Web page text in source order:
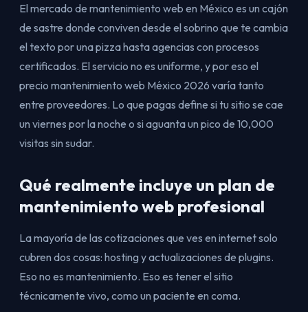
El mercado de mantenimiento web en México es un cajón
de sastre donde conviven desde el sobrino que te cambia
el texto por una pizza hasta agencias con procesos
certificados. El servicio no es uniforme, y por eso el
precio mantenimiento web México 2026 varía tanto
entre proveedores. Lo que pagas define si tu sitio se cae
un viernes por la noche o si aguanta un pico de 10,000
visitas sin sudar.
Qué realmente incluye un plan de
mantenimiento web profesional
La mayoría de las cotizaciones que ves en internet solo
cubren dos cosas: hosting y actualizaciones de plugins.
Eso no es mantenimiento. Eso es tener el sitio
técnicamente vivo, como un paciente en coma.